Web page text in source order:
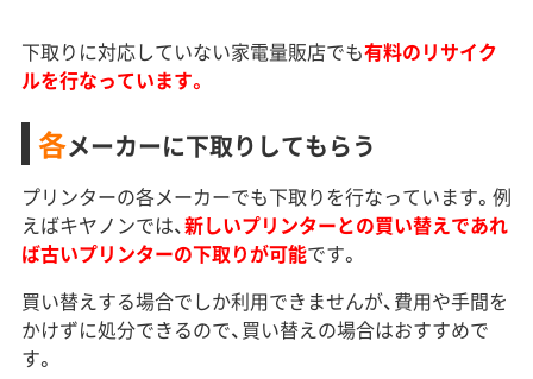
下取りに対応していない家電量販店でも有料のリサイク
ルを行なっています。
各メーカーに下取りしてもらう
プリンターの各メーカーでも下取りを行なっています。例
えばキヤノンでは、新しいプリンターとの買い替えであれ
ば古いプリンターの下取りが可能です。
買い替えする場合でしか利用できませんが、費用や手間を
かけずに処分できるので、買い替えの場合はおすすめで
す。